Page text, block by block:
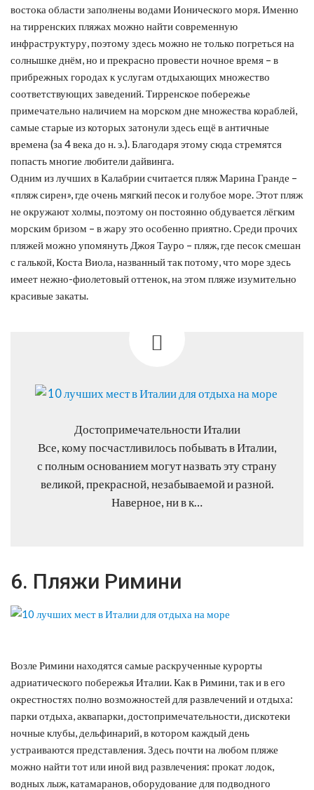
востока области заполнены водами Ионического моря. Именно
на тирренских пляжах можно найти современную
инфраструктуру, поэтому здесь можно не только погреться на
солнышке днём, но и прекрасно провести ночное время – в
прибрежных городах к услугам отдыхающих множество
соответствующих заведений. Тирренское побережье
примечательно наличием на морском дне множества кораблей,
самые старые из которых затонули здесь ещё в античные
времена (за 4 века до н. э.). Благодаря этому сюда стремятся
попасть многие любители дайвинга.
Одним из лучших в Калабрии считается пляж Марина Гранде –
«пляж сирен», где очень мягкий песок и голубое море. Этот пляж
не окружают холмы, поэтому он постоянно обдувается лёгким
морским бризом – в жару это особенно приятно. Среди прочих
пляжей можно упомянуть Джоя Тауро – пляж, где песок смешан
с галькой, Коста Виола, названный так потому, что море здесь
имеет нежно-фиолетовый оттенок, на этом пляже изумительно
красивые закаты.
Достопримечательности Италии
Все, кому посчастливилось побывать в Италии,
с полным основанием могут назвать эту страну
великой, прекрасной, незабываемой и разной.
Наверное, ни в к…
6. Пляжи Римини
Возле Римини находятся самые раскрученные курорты
адриатического побережья Италии. Как в Римини, так и в его
окрестностях полно возможностей для развлечений и отдыха:
парки отдыха, аквапарки, достопримечательности, дискотеки
ночные клубы, дельфинарий, в котором каждый день
устраиваются представления. Здесь почти на любом пляже
можно найти тот или иной вид развлечения: прокат лодок,
водных лыж, катамаранов, оборудование для подводного